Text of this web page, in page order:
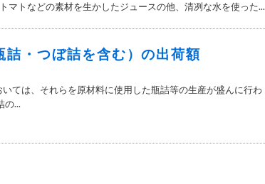
などの素材を生かしたジュースの他、清冽な水を使った...
詰・つぼ詰を含む）の出荷額
ては、それらを原材料に使用した瓶詰等の生産が盛んに行わ
の...